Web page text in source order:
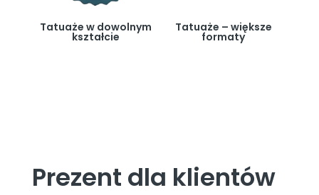
Tatuaże w dowolnym
kształcie
Tatuaże – większe
formaty
Prezent dla klientów